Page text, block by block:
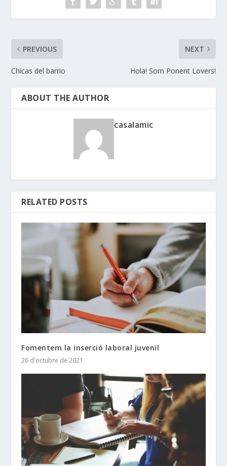
PREVIOUS
Chicas del barrio
NEXT
Hola! Som Ponent Lovers!
ABOUT THE AUTHOR
casalamic
RELATED POSTS
Fomentem la inserció laboral juvenil
26 d'octubre de 2021